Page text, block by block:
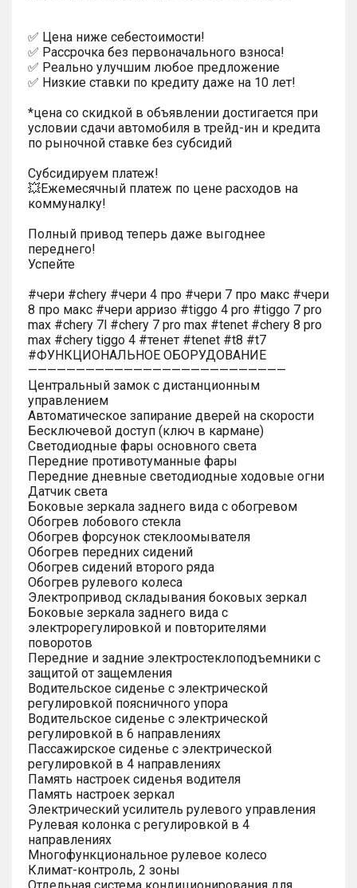
✅ Цена ниже себестоимости!
✅ Рассрочка без первоначального взноса!
✅ Реально улучшим любое предложение
✅ Низкие ставки по кредиту даже на 10 лет!
*цена со скидкой в объявлении достигается при
условии сдачи автомобиля в трейд-ин и кредита
по рыночной ставке без субсидий
Субсидируем платеж!
💥Ежемесячный платеж по цене расходов на
коммуналку!
Полный привод теперь даже выгоднее
переднего!
Успейте
#чери #chery #чери 4 про #чери 7 про макс #чери
8 про макс #чери арризо #tiggo 4 pro #tiggo 7 pro
max #chery 7l #chery 7 pro max #tenet #chery 8 pro
max #chery tiggo 4 #тенет #tenet #t8 #t7
#ФУНКЦИОНАЛЬНОЕ ОБОРУДОВАНИЕ
———————————————————————————
Центральный замок с дистанционным
управлением
Автоматическое запирание дверей на скорости
Бесключевой доступ (ключ в кармане)
Светодиодные фары основного света
Передние противотуманные фары
Передние дневные светодиодные ходовые огни
Датчик света
Боковые зеркала заднего вида с обогревом
Обогрев лобового стекла
Обогрев форсунок стеклоомывателя
Обогрев передних сидений
Обогрев сидений второго ряда
Обогрев рулевого колеса
Электропривод складывания боковых зеркал
Боковые зеркала заднего вида с
электрорегулировкой и повторителями
поворотов
Передние и задние электростеклоподъемники с
защитой от защемления
Водительское сиденье с электрической
регулировкой поясничного упора
Водительское сиденье с электрической
регулировкой в 6 направлениях
Пассажирское сиденье с электрической
регулировкой в 4 направлениях
Память настроек сиденья водителя
Память настроек зеркал
Электрический усилитель рулевого управления
Рулевая колонка с регулировкой в 4
направлениях
Многофункциональное рулевое колесо
Климат-контроль, 2 зоны
Отдельная система кондиционирования для